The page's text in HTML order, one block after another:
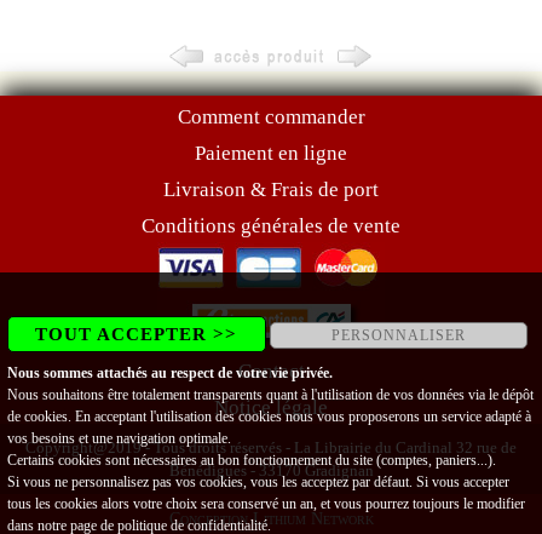
Comment commander
Paiement en ligne
Livraison & Frais de port
Conditions générales de vente
Contact
Notice légale
Copyright@2019 - Tous droits réservés - La Librairie du Cardinal 32 rue de
Bénédigues - 33170 Gradignan
Conception Lithium Network
TOUT ACCEPTER >> PERSONNALISER
Nous sommes attachés au respect de votre vie privée.
Nous souhaitons être totalement transparents quant à l'utilisation de vos données via le dépôt
de cookies. En acceptant l'utilisation des cookies nous vous proposerons un service adapté à
vos besoins et une navigation optimale.
Certains cookies sont nécessaires au bon fonctionnement du site (comptes, paniers...).
Si vous ne personnalisez pas vos cookies, vous les acceptez par défaut. Si vous accepter
tous les cookies alors votre choix sera conservé un an, et vous pourrez toujours le modifier
dans notre page de politique de confidentialité.